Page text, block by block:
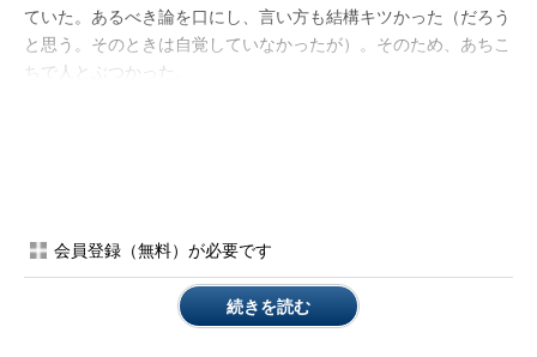
ていた。あるべき論を口にし、言い方も結構キツかった（だろう
と思う。そのときは自覚していなかったが）。そのため、あちこ
ちで人とぶつかった。
的に行動に移す人の2種類がいます。大きな会社には、こっちが
会員登録（無料）が必要です
続きを読む